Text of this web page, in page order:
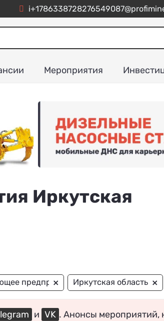
Мероприятия
Иркутская
предприятие
× Иркутская область ×
и VK . Анонсы мероприятий,